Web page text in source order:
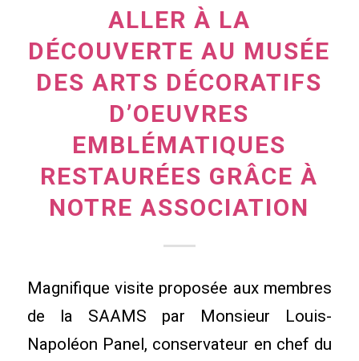
ALLER À LA
DÉCOUVERTE AU MUSÉE
DES ARTS DÉCORATIFS
D’OEUVRES
EMBLÉMATIQUES
RESTAURÉES GRÂCE À
NOTRE ASSOCIATION
Magnifique visite proposée aux membres
de la SAAMS par Monsieur Louis-
Napoléon Panel, conservateur en chef du